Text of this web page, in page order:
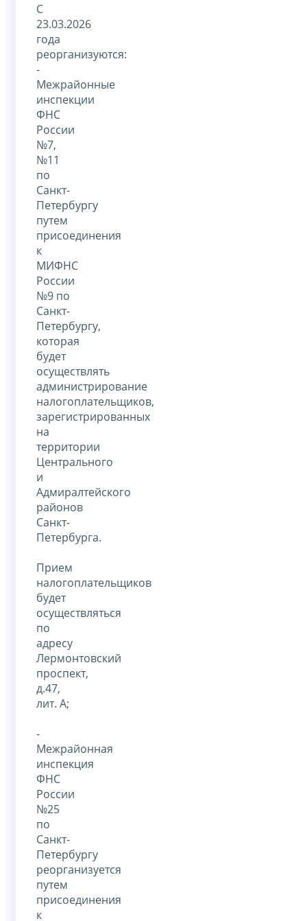
С
23.03.2026
года
реорганизуются:
-
Межрайонные
инспекции
ФНС
России
№7,
№11
по
Санкт-
Петербургу
путем
присоединения
к
МИФНС
России
№9 по
Санкт-
Петербургу,
которая
будет
осуществлять
администрирование
налогоплательщиков,
зарегистрированных
на
территории
Центрального
и
Адмиралтейского
районов
Санкт-
Петербурга.
Прием
налогоплательщиков
будет
осуществляться
по
адресу
Лермонтовский
проспект,
д.47,
лит. А;
-
Межрайонная
инспекция
ФНС
России
№25
по
Санкт-
Петербургу
реорганизуется
путем
присоединения
к